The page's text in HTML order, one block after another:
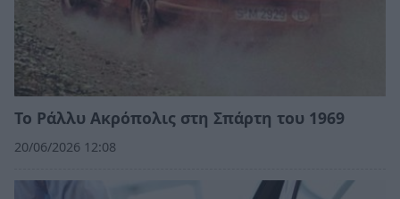
Το Ράλλυ Ακρόπολις στη Σπάρτη του 1969
20/06/2026 12:08